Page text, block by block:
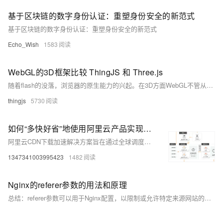
基于区块链的数字身份认证：重塑身份安全的新范式
基于区块链的数字身份认证：重塑身份安全的新范式
Echo_Wish 1583
WebGL的3D框架比较 ThingJS 和 Three.js
随着flash的没落，浏览器的原生能力的兴起。在3D方面WebGL不管从功能还是性能方面都在逐渐加强。2D应用变为3D应用的需求也越来越强烈。 win10的画图板支持3D图片，2d工具photoshop也开始逐步集成了3D工具。
thingjs 5730
如何“多快好省”地使用阿里云产品实现数据下载加速
阿里云CDN下载加速解决方案旨在通过全球调度中心智能化地将客户端的下载请求精准调度到分布于全球的最优CDN边缘节点，同时依托海量带宽储备及强大的CDN控制逻辑让企业省心省力地为用户带来极速下载体验，助力企业获得更大的市场回报。
1347341003995423 1482
Nginx的referer参数的用法和原理
总结：referer参数可以用于Nginx配置，以限制或允许特定来源网站的访问，提高安全性或控制流量。它通过valid_referers指令来定义合法的Referer来源，并根据配置对请求进行处理。但需要注意，Referer字段内容可以被伪造，因此不应作为唯一的安全措施。